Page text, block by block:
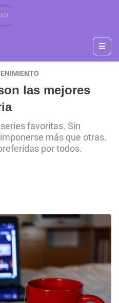
las mejores
favoritas. Sin
más que otras.
por todos.